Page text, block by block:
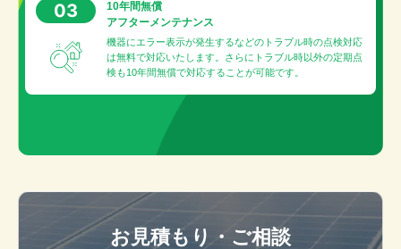
03
10年間無償
アフターメンテナンス
機器にエラー表示が発生するなどのトラブル時の点検対応
は無料で対応いたします。さらにトラブル時以外の定期点
検も10年間無償で対応することが可能です。
お見積もり・ご相談